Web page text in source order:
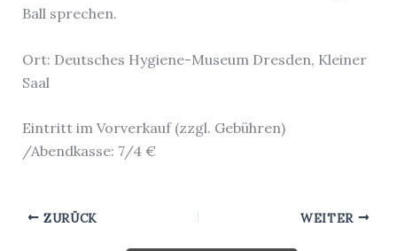
Ball sprechen.
Ort: Deutsches Hygiene-Museum Dresden, Kleiner
Saal
Eintritt im Vorverkauf (zzgl. Gebühren)
/Abendkasse: 7/4 €
ZURÜCK WEITER